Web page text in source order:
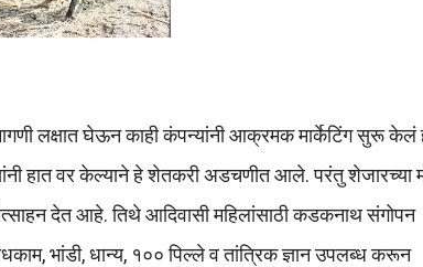
लक्षात घेऊन काही कंपन्यांनी आक्रमक मार्केटिंग सुरू केलं
हात वर केल्याने हे शेतकरी अडचणीत आले. परंतु शेजारच्या
देत आहे. तिथे आदिवासी महिलांसाठी कडकनाथ संगोपन
भांडी, धान्य, १०० पिल्ले व तांत्रिक ज्ञान उपलब्ध करून